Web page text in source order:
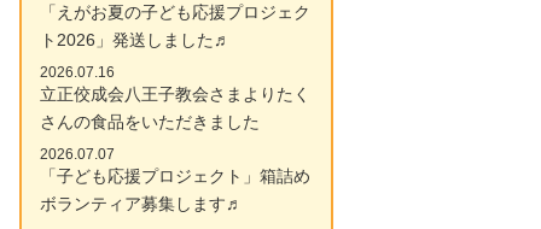
「えがお夏の子ども応援プロジェク
ト2026」発送しました♬
2026.07.16
立正佼成会八王子教会さまよりたく
さんの食品をいただきました
2026.07.07
「子ども応援プロジェクト」箱詰め
ボランティア募集します♬